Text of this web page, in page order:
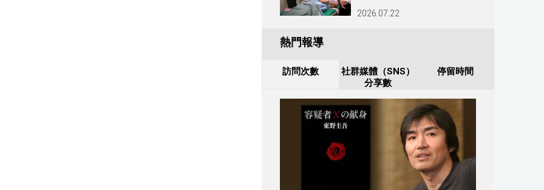
2026.07.22
熱門報導
訪問次數
社群媒體（SNS）
分享數
停留時間